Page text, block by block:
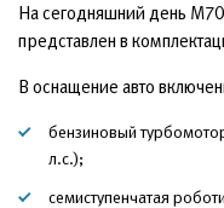
На сегодняшний день
представлен в
В оснащение авто
бензиновый
л.с.);
семиступенчатая